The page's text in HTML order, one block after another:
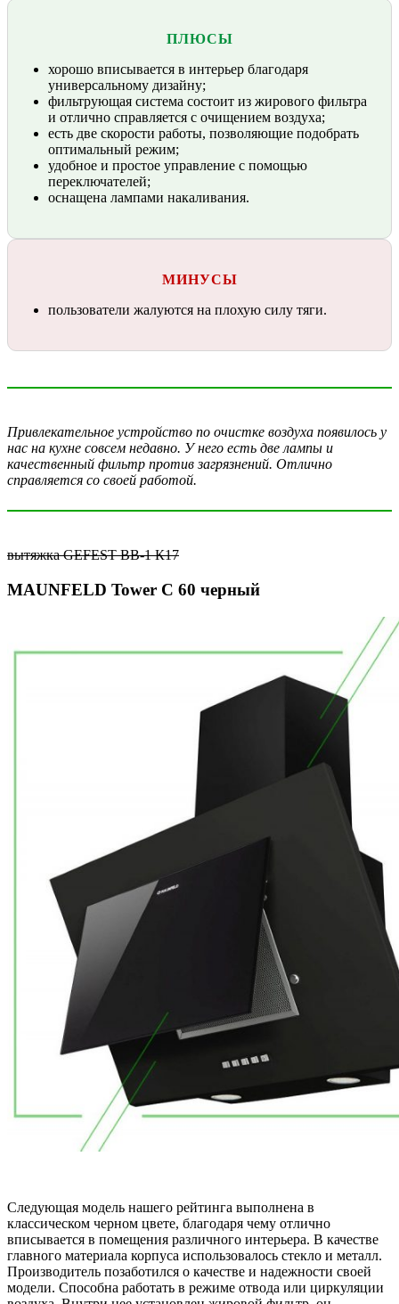
ПЛЮСЫ
хорошо вписывается в интерьер благодаря
универсальному дизайну;
фильтрующая система состоит из жирового фильтра
и отлично справляется с очищением воздуха;
есть две скорости работы, позволяющие подобрать
оптимальный режим;
удобное и простое управление с помощью
переключателей;
оснащена лампами накаливания.
МИНУСЫ
пользователи жалуются на плохую силу тяги.
Привлекательное устройство по очистке воздуха появилось у
нас на кухне совсем недавно. У него есть две лампы и
качественный фильтр против загрязнений. Отлично
справляется со своей работой.
вытяжка GEFEST ВВ-1 К17
MAUNFELD Tower C 60 черный
Следующая модель нашего рейтинга выполнена в
классическом черном цвете, благодаря чему отлично
вписывается в помещения различного интерьера. В качестве
главного материала корпуса использовалось стекло и металл.
Производитель позаботился о качестве и надежности своей
модели. Способна работать в режиме отвода или циркуляции